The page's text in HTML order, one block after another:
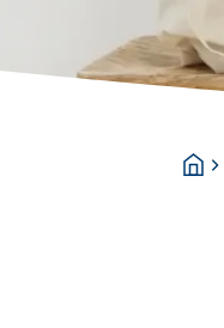
You
are